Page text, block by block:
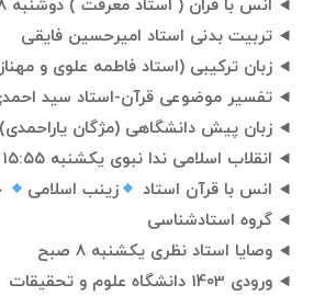
انس با قران ( استاد معرفت ) دوشنبه ۸ تا ۹:۵۰
تربیت بدنی استاد امیرحسین فایقی
زبان ترکیبی (استاد فاطمه علوی و
تفسیر موضوعی قرآن-استاد سید
زبان پیش دانشگاهی (مژگان یاراحمدی)
انقلاب اسلامی ندا نبوی یکشنبه ۱۵:۵۵
انس با قرآن استاد
زینب اسلامی
گروه استادشناسی
وصایا استاد نظری یکشنبه ۸ صبح
ورودی 1403 دانشگاه علوم و تحقیقات